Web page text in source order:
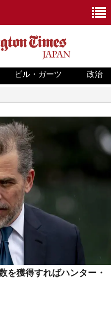
ビル・ガーツ 政治
を獲得すればハンター・